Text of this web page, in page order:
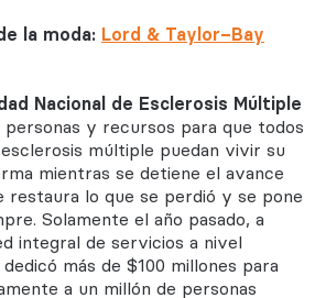
la moda: Lord & Taylor–Bay
Nacional de Esclerosis Múltiple
personas y recursos para que todos
múltiple puedan vivir su
mientras se detiene el avance
restaura lo que se perdió y se pone
Solamente el año pasado, a
integral de servicios a nivel
más de $100 millones para
a un millón de personas